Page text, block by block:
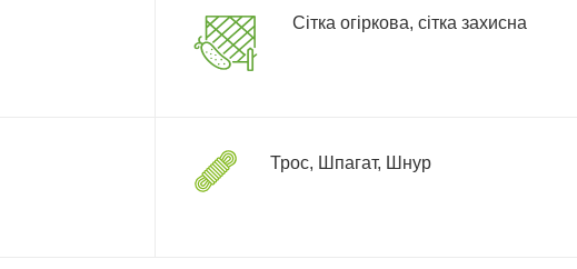
Сітка огіркова, сітка захисна
Трос, Шпагат, Шнур